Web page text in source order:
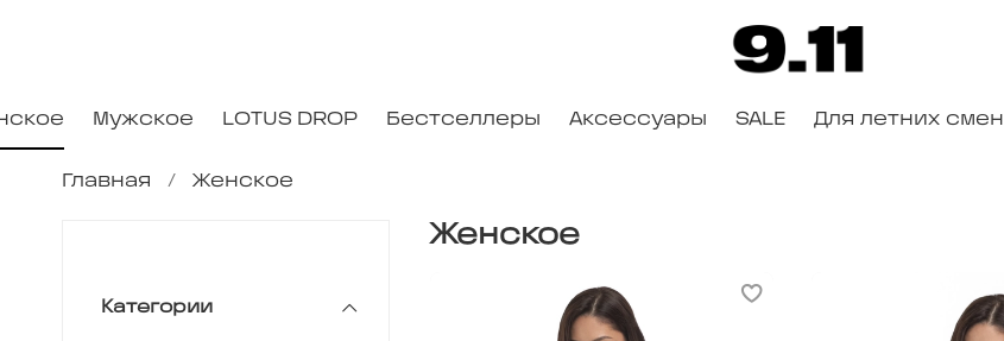
Мужское LOTUS DROP Бестселлеры Аксессуары SALE Для летних смен
Главная Женское
Женское
Категории